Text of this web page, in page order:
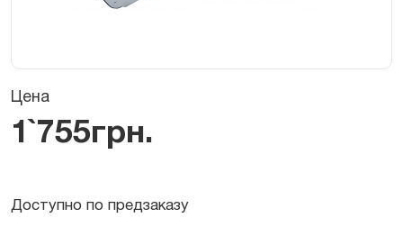
Цена
1`755грн.
Доступно по предзаказу